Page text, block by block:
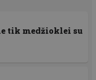
tik medžioklei su